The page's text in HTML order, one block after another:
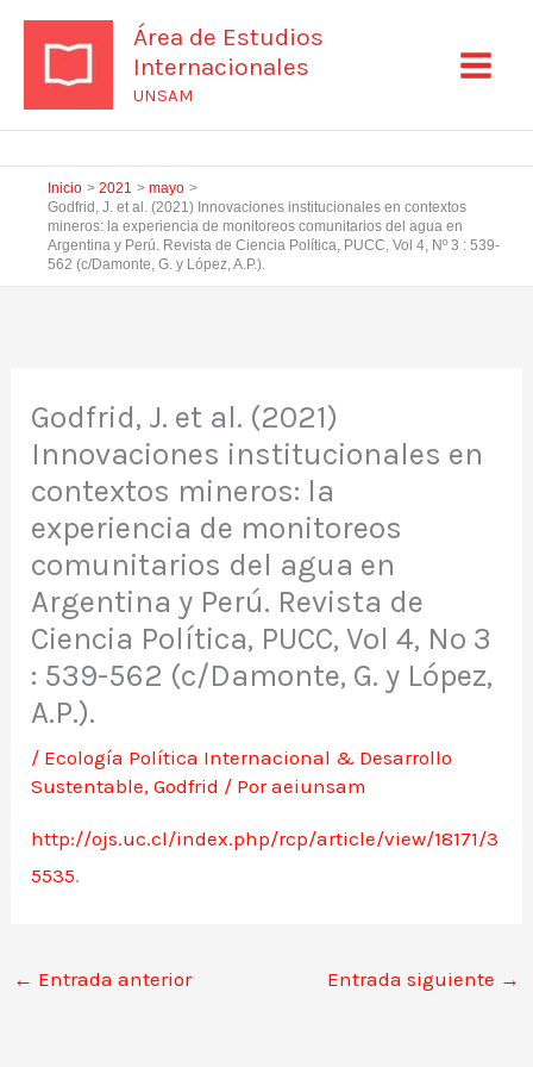
contenido
Área de Estudios
Internacionales
UNSAM
Inicio 2021
mayo
Godfrid, J. et al. (2021) Innovaciones institucionales en contextos
mineros: la experiencia de monitoreos comunitarios del agua en
Argentina y Perú. Revista de Ciencia Política, PUCC, Vol 4, Nº 3 : 539-
562 (c/Damonte, G. y López, A.P.).
Godfrid, J. et al. (2021)
Innovaciones institucionales en
contextos mineros: la
experiencia de monitoreos
comunitarios del agua en
Argentina y Perú. Revista de
Ciencia Política, PUCC, Vol 4, Nº 3
: 539-562 (c/Damonte, G. y López,
A.P.).
/ Ecología Política Internacional & Desarrollo
Sustentable,Godfrid / Poraeiunsam
http://ojs.uc.cl/index.php/rcp/article/view/18171/3
5535.
← Entrada anterior Entrada siguiente →